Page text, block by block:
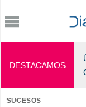
DESTACAMOS
SUCESOS